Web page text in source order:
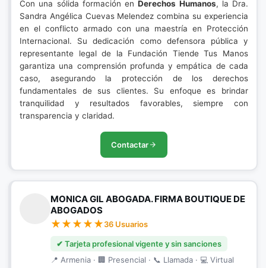
Con una sólida formación enDerechos Humanos, la Dra.
Sandra Angélica Cuevas Melendez combina su experiencia
en el conflicto armado con una maestría en Protección
Internacional. Su dedicación como defensora pública y
representante legal de la Fundación Tiende Tus Manos
garantiza una comprensión profunda y empática de cada
caso, asegurando la protección de los derechos
fundamentales de sus clientes. Su enfoque es brindar
tranquilidad y resultados favorables, siempre con
transparencia y claridad.
Contactar
MONICA GIL ABOGADA. FIRMA BOUTIQUE DE
ABOGADOS
36 Usuarios
✔ Tarjeta profesional vigente y sin sanciones
📍 Armenia · 🏢 Presencial · 📞 Llamada · 💻 Virtual